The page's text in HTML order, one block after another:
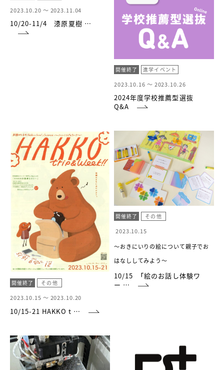
2023.10.20 ～ 2023.11.04
10/20-11/4 漆原夏樹 …
開催終了 進学イベント
2023.10.16 ～ 2023.10.26
2024年度学校推薦型選抜
Q&A
開催終了 その他
2023.10.15 ～ 2023.10.20
10/15-21 HAKKO t …
開催終了 その他
2023.10.15
〜おきにいりの絵について親子でお
はなししてみよう〜
10/15 「絵のお話し体験ワ
ー …